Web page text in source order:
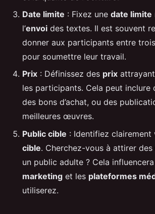
Date limite : Fixez une date limite
l’envoi des textes. Il est souvent
donner aux participants entre
pour soumettre leur travail.
Prix : Définissez des prix
les participants. Cela peut inclure
des bons d’achat, ou des
meilleures œuvres.
Public cible : Identifiez clairement
cible. Cherchez-vous à attirer des
un public adulte ? Cela
marketing et les plateformes
utiliserez.